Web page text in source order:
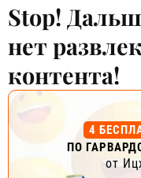
Stop!
нет
контента!
4
ПО
от